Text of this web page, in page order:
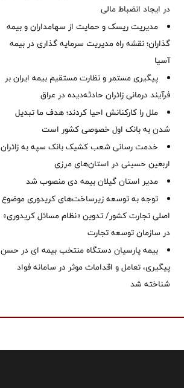
در ایجاد انضباط مالی
مدیریت ریسک و حمایت از سهامداران و بیمه
گذاران؛ نقشه راه مدیریت سرمایه گذاری در بیمه
آسیا
پیگیری مستمر و نظارت مستقیم بیمه ایران بر
فرآیند درمانی زائران حادثه‌دیده در عراق
ملل را کارکنانش احیا کردند؛ هدف ما تبدیل
شدن به بانک اول خصوصی کشور است
خدمت رسانی شعب کشیک بانک سپه به زائران
اربعین حسینی در استان‌‌های مرزی
‌مدیر استان گیلان بیمه دی منصوب شد
توجه به توسعه زیرساخت‌های کریدوری موضوع
اصلی تجارت کشور/ تدوین «نظام مسائل کریدوری»
در سازمان توسعه تجارت
بیمه پارسیان دستگاه منتخب بیمه ای در حسن
پیگیری، تعامل و اقدامات موثر در سامانه فواد
شناخته شد